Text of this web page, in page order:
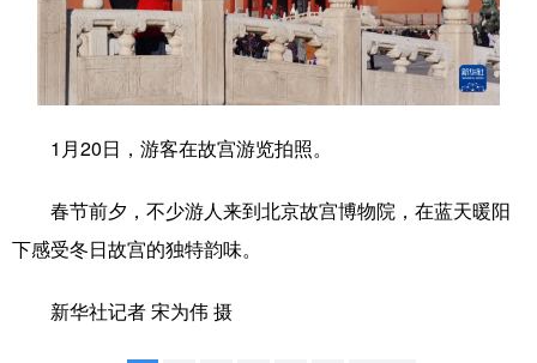
访谈 视频 图片 政务
法律 中央文件 金融 汽车
食品 人居 信息化 数字经济
学术中国 乡村振兴 银龄
城市 旅游 能源 会展
彩票 娱乐
公益 一带一路
1月20日，游客在故宫游览拍照。
春节前夕，不少游人来到北京故宫博物院，在蓝天暖阳
下感受冬日故宫的独特韵味。
新华社记者 宋为伟 摄